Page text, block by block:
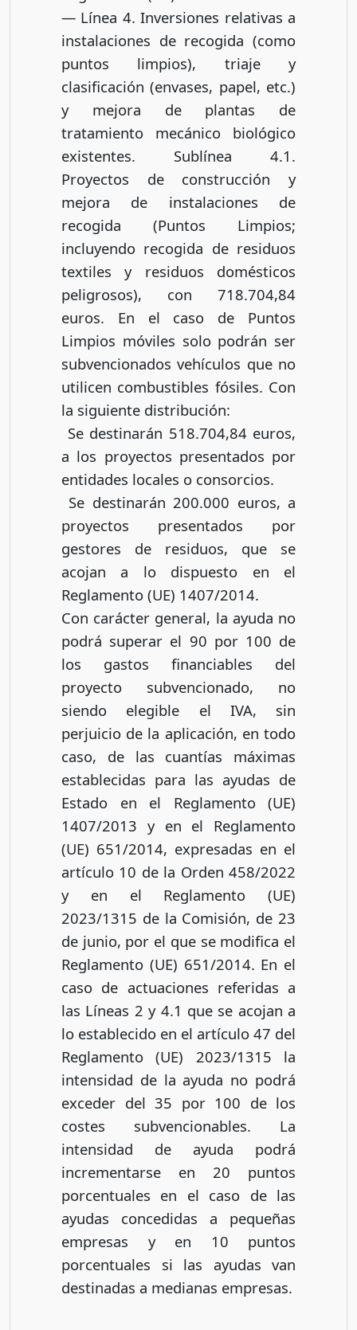
— Línea 4. Inversiones relativas a
instalaciones de recogida (como
puntos limpios), triaje y
clasificación (envases, papel, etc.)
y mejora de plantas de
tratamiento mecánico biológico
existentes. Sublínea 4.1.
Proyectos de construcción y
mejora de instalaciones de
recogida (Puntos Limpios;
incluyendo recogida de residuos
textiles y residuos domésticos
peligrosos), con 718.704,84
euros. En el caso de Puntos
Limpios móviles solo podrán ser
subvencionados vehículos que no
utilicen combustibles fósiles. Con
la siguiente distribución:
 Se destinarán 518.704,84 euros,
a los proyectos presentados por
entidades locales o consorcios.
 Se destinarán 200.000 euros, a
proyectos presentados por
gestores de residuos, que se
acojan a lo dispuesto en el
Reglamento (UE) 1407/2014.
Con carácter general, la ayuda no
podrá superar el 90 por 100 de
los gastos financiables del
proyecto subvencionado, no
siendo elegible el IVA, sin
perjuicio de la aplicación, en todo
caso, de las cuantías máximas
establecidas para las ayudas de
Estado en el Reglamento (UE)
1407/2013 y en el Reglamento
(UE) 651/2014, expresadas en el
artículo 10 de la Orden 458/2022
y en el Reglamento (UE)
2023/1315 de la Comisión, de 23
de junio, por el que se modifica el
Reglamento (UE) 651/2014. En el
caso de actuaciones referidas a
las Líneas 2 y 4.1 que se acojan a
lo establecido en el artículo 47 del
Reglamento (UE) 2023/1315 la
intensidad de la ayuda no podrá
exceder del 35 por 100 de los
costes subvencionables. La
intensidad de ayuda podrá
incrementarse en 20 puntos
porcentuales en el caso de las
ayudas concedidas a pequeñas
empresas y en 10 puntos
porcentuales si las ayudas van
destinadas a medianas empresas.